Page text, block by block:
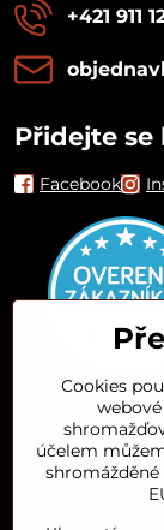
+421 911
Přidejte se
Facebook
Orient
Arganový
Cookies
účelem